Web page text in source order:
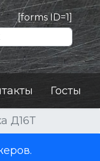
[forms ID=1]
Госты
Д16Т